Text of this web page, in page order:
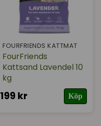
FOURFRIENDS KATTMAT
FourFriends
Kattsand Lavendel 10
kg
199 kr Köp